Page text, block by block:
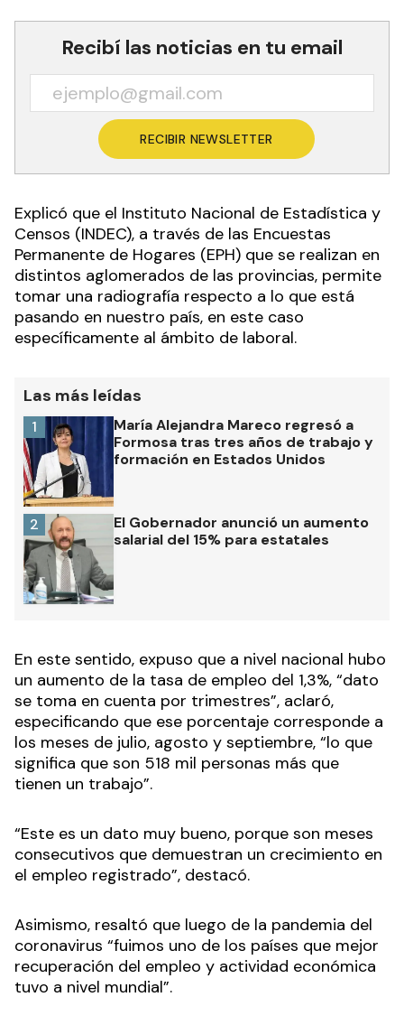
Recibí las noticias en tu email
RECIBIR NEWSLETTER
Explicó que el Instituto Nacional de Estadística y
Censos (INDEC), a través de las Encuestas
Permanente de Hogares (EPH) que se realizan en
distintos aglomerados de las provincias, permite
tomar una radiografía respecto a lo que está
pasando en nuestro país, en este caso
específicamente al ámbito de laboral.
Las más leídas
María Alejandra Mareco regresó a
Formosa tras tres años de trabajo y
formación en Estados Unidos
1
El Gobernador anunció un aumento
salarial del 15% para estatales
2
En este sentido, expuso que a nivel nacional hubo
un aumento de la tasa de empleo del 1,3%, “dato
se toma en cuenta por trimestres”, aclaró,
especificando que ese porcentaje corresponde a
los meses de julio, agosto y septiembre, “lo que
significa que son 518 mil personas más que
tienen un trabajo”.
“Este es un dato muy bueno, porque son meses
consecutivos que demuestran un crecimiento en
el empleo registrado”, destacó.
Asimismo, resaltó que luego de la pandemia del
coronavirus “fuimos uno de los países que mejor
recuperación del empleo y actividad económica
tuvo a nivel mundial”.